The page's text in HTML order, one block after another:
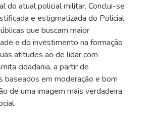
do atual policial militar. Conclui-se
e estigmatizada do Policial
que buscam maior
e do investimento na formação
atitudes ao de lidar com
cidadania, a partir de
em moderação e bom
de uma imagem mais verdadeira